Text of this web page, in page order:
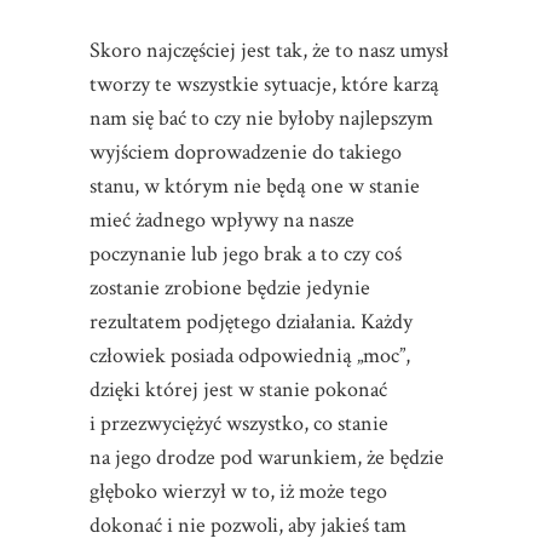
Skoro najczęściej jest tak, że to nasz umysł
tworzy te wszystkie sytuacje, które karzą
nam się bać to czy nie byłoby najlepszym
wyjściem doprowadzenie do takiego
stanu, w którym nie będą one w stanie
mieć żadnego wpływy na nasze
poczynanie lub jego brak a to czy coś
zostanie zrobione będzie jedynie
rezultatem podjętego działania. Każdy
człowiek posiada odpowiednią „moc”,
dzięki której jest w stanie pokonać
i przezwyciężyć wszystko, co stanie
na jego drodze pod warunkiem, że będzie
głęboko wierzył w to, iż może tego
dokonać i nie pozwoli, aby jakieś tam